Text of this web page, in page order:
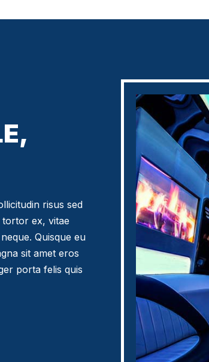
risus sed
ex, vitae
Quisque eu
sit amet eros
porta felis quis